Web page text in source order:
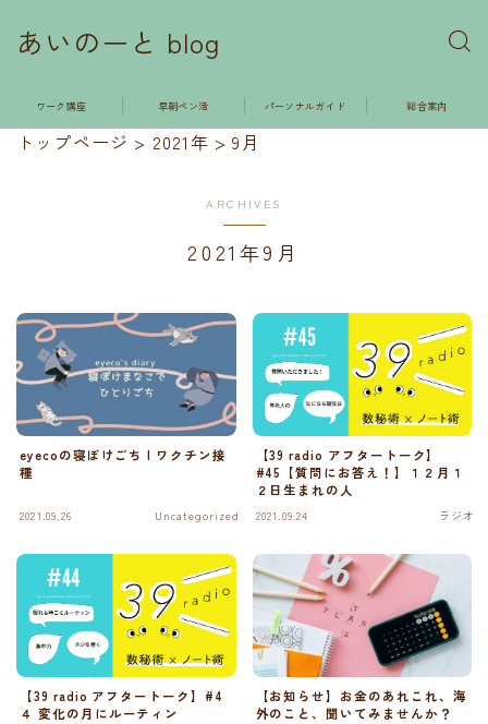
あいのーと blog
ワーク講座 早朝ペン活 パーソナルガイド 総合案内
トップページ > 2021年 >9月
ARCHIVES
2021年9月
eyecoの寝ぼけごち | ワクチン接
種
2021.09.26 Uncategorized
【39 radio アフタートーク】
#45【質問にお答え！】１２月１
２日生まれの人
2021.09.24 ラジオ
【39 radio アフタートーク】#4
４ 変化の月にルーティン
【お知らせ】お金のあれこれ、海
外のこと、聞いてみませんか？